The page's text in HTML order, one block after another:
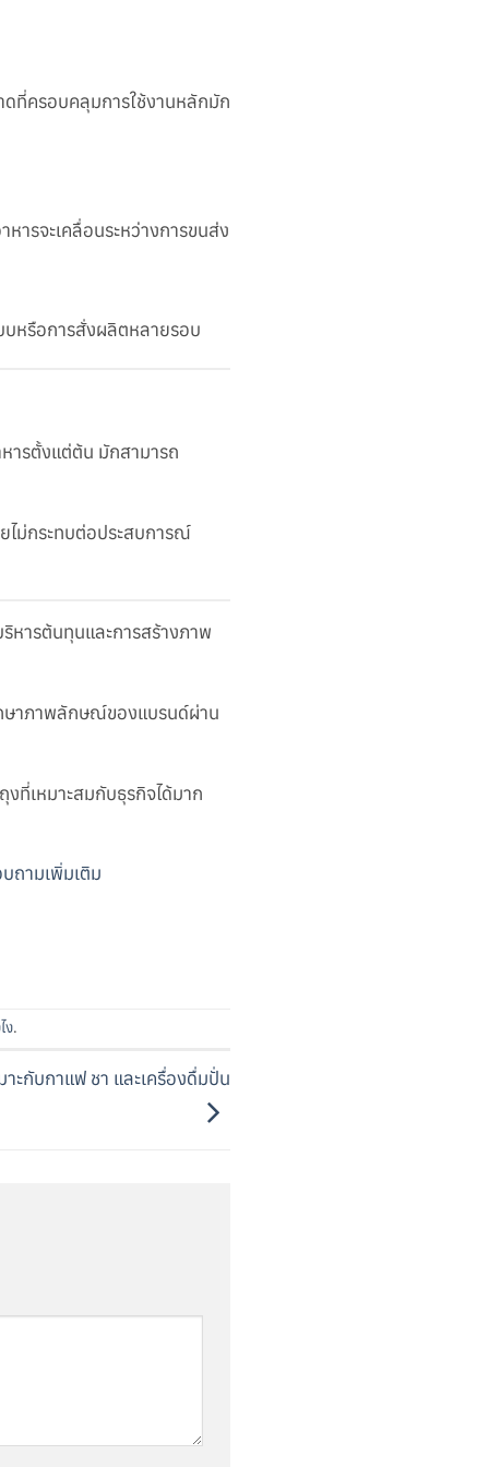
ดที่ครอบคลุมการใช้งานหลักมัก
ารจะเคลื่อนระหว่างการขนส่ง
บหรือการสั่งผลิตหลายรอบ
ารตั้งแต่ต้น มักสามารถ
ไม่กระทบต่อประสบการณ์
หารต้นทุนและการสร้างภาพ
ษาภาพลักษณ์ของแบรนด์ผ่าน
งที่เหมาะสมกับธุรกิจได้มาก
ถามเพิ่มเติม
ง.
ะกับกาแฟ ชา และเครื่องดื่มปั่น